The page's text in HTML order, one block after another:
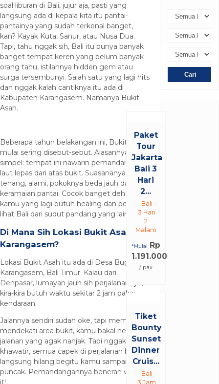
soal liburan di Bali, jujur aja, pasti yang
langsung ada di kepala kita itu pantai-
pantainya yang sudah terkenal banget,
kan? Kayak Kuta, Sanur, atau Nusa Dua.
Tapi, tahu nggak sih, Bali itu punya banyak
banget tempat keren yang belum banyak
orang tahu, istilahnya hidden gem atau
surga tersembunyi. Salah satu yang lagi hits
dan nggak kalah cantiknya itu ada di
Kabupaten Karangasem. Namanya Bukit
Asah.
Beberapa tahun belakangan ini, Bukit Asah
mulai sering disebut-sebut. Alasannya
simpel: tempat ini nawarin pemandangan
laut lepas dari atas bukit. Suasananya
tenang, alami, pokoknya beda jauh dari
keramaian pantai. Cocok banget deh buat
kamu yang lagi butuh healing dan pengen
lihat Bali dari sudut pandang yang lain.
Di Mana Sih Lokasi Bukit Asah
Karangasem?
Lokasi Bukit Asah itu ada di Desa Bugbug,
Karangasem, Bali Timur. Kalau dari
Denpasar, lumayan jauh sih perjalanannya,
kira-kira butuh waktu sekitar 2 jam pakai
kendaraan.
Jalannya sendiri sudah oke, tapi memang
mendekati area bukit, kamu bakal nemuin
jalanan yang agak nanjak. Tapi nggak usah
khawatir, semua capek di perjalanan bakal
langsung hilang begitu kamu sampai di
puncak. Pemandangannya beneran worth
it!
Cari
Paket
Tour
Jakarta
Bali 3
Hari
2...
Bali
3 Hari
2
Malam
*Mulai Rp
1.191.000
/ pax
Tiket
Bounty
Sunset
Dinner
Cruis...
Bali
3 Jam